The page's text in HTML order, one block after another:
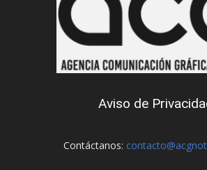
Aviso de
Contáctanos: